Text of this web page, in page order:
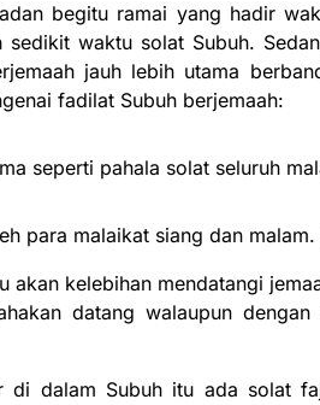
begitu ramai yang hadir
sedikit waktu solat Subuh.
jauh lebih utama
fadilat Subuh berjemaah:
seperti pahala solat seluruh
para malaikat siang dan malam.
akan kelebihan mendatangi
datang walaupun dengan
di dalam Subuh itu ada solat